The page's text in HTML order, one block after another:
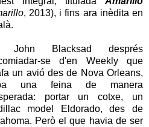
, 2013), i fins ara inèdita en
John Blacksad després
se d'en Weekly que
un avió des de Nova Orleans,
una feina de manera
portar un cotxe, un
model Eldorado, des de
Però el que havia de ser